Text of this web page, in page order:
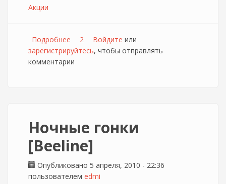
Акции
Подробнее о Продление промо тарифов Домолинк
UNO&NEO
2 Войдите или
зарегистрируйтесь, чтобы отправлять
комментарии
Ночные гонки
[Beeline]
Опубликовано 5 апреля, 2010 - 22:36
пользователем edmi